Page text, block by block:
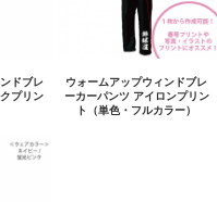
ドブレ
プリン
ウォームアップウィンドブレ
ーカーパンツ アイロンプリン
ト（単色・フルカラー）